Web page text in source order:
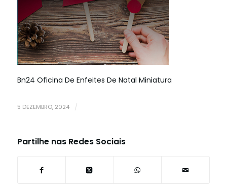
Bn24 Oficina De Enfeites De Natal Miniatura
5 DEZEMBRO, 2024 /
Partilhe nas Redes Sociais